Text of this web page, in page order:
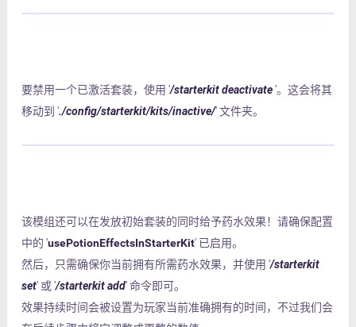
要禁用一个已激活套装，使用 '/starterkit deactivate'。这会将其
移动到 './config/starterkit/kits/inactive/' 文件夹。
该模组还可以在发放初始套装的同时给予药水效果！请确保配置
中的 'usePotionEffectsInStarterKit' 已启用。
然后，只需确保你当前拥有所需药水效果，并使用 '/starterkit
set' 或 '/starterkit add' 命令即可。
效果持续时间会被设置为玩家当前准确拥有的时间，不过我们会